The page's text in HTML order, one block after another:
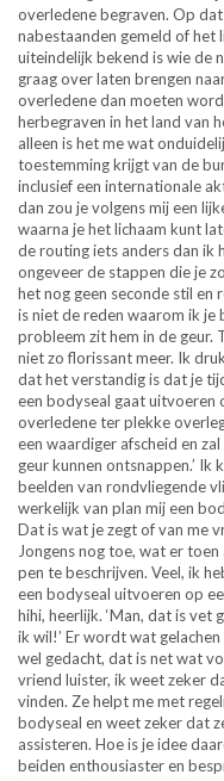
overledene begraven. Op
nabestaanden gemeld of het
uiteindelijk bekend is wie de
graag over laten brengen
overledene dan moeten
herbegraven in het land van
alleen is het me wat
toestemming krijgt van de
inclusief een internationale
dan zou je volgens mij een
waarna je het lichaam kunt
de routing iets anders dan ik
ongeveer de stappen die je
het nog geen seconde stil en
is niet de reden waarom ik je
probleem zit hem in de geur.
niet zo florissant meer. Ik
dat het verstandig is dat je
een bodyseal gaat uitvoeren
overledene ter plekke
een waardiger afscheid en
geur kunnen ontsnappen.’ Ik
beelden van rondvliegende
werkelijk van plan mij een
Dat is wat je zegt of van me
Jongens nog toe, wat er
pen te beschrijven. Veel, ik
een bodyseal uitvoeren op
hihi, heerlijk. ‘Man, dat is vet
ik wil!’ Er wordt wat
wel gedacht, dat is net wat
vriend luister, ik weet zeker
vinden. Ze helpt me met
bodyseal en weet zeker dat
assisteren. Hoe is je idee
beiden enthousiaster en